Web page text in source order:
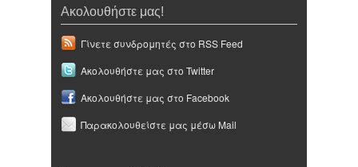
Ακολουθήστε μας!
Γίνετε συνδρομητές στο RSS Feed
Ακολουθήστε μας στο Twitter
Ακολουθήστε μας στο Facebook
Παρακολουθείστε μας μέσω Mail